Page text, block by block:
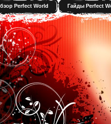
Perfect World Гайды Perfect